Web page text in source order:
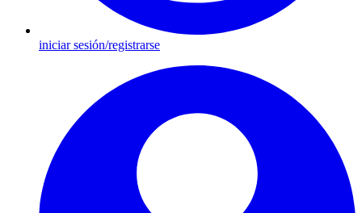
iniciar sesión/registrarse